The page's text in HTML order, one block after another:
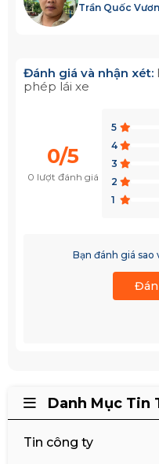
Trần Quốc
Đánh giá và nhận xét:
phép lái xe
0/5
0 lượt đánh giá
5
4
3
2
1
Bạn đánh giá sao
Danh Mục Tin
Tin công ty